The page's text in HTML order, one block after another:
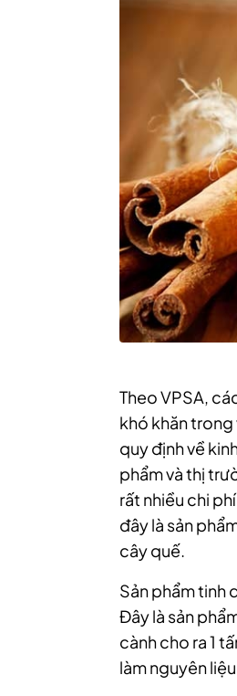
Theo VPSA,
khó khăn
quy định về
phẩm và thị
rất nhiều chi
đây là sản
cây quế.
Sản phẩm tinh
Đây là sản
cành cho ra 1
làm nguyên